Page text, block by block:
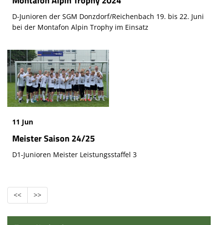
Sport - Frauen
Sport - Mixed
Moschdschlozer
Sponsoren
Trainingszeiten
Spielstätten
D-Junioren der SGM Donzdorf/Reichenbach 19. bis 22. Juni
bei der Montafon Alpin Trophy im Einsatz
11 Jun
Meister Saison 24/25
D1-Junioren Meister Leistungsstaffel 3
<< >>